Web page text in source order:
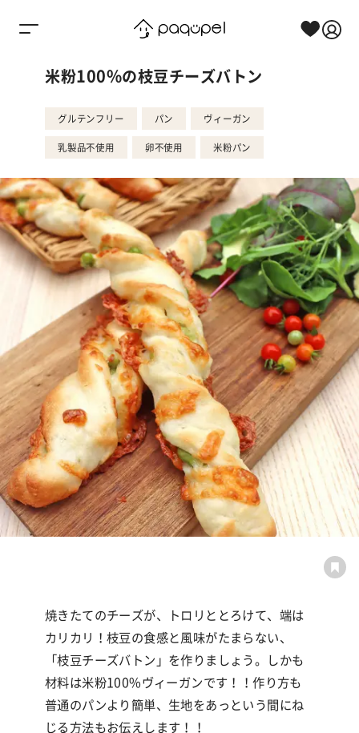
米粉100%の枝豆チーズバトン
グルテンフリー パン ヴィーガン
乳製品不使用 卵不使用 米粉パン
焼きたてのチーズが、トロリととろけて、端は
カリカリ！枝豆の食感と風味がたまらない、
「枝豆チーズバトン」を作りましょう。しかも
材料は米粉100%ヴィーガンです！！作り方も
普通のパンより簡単、生地をあっという間にね
じる方法もお伝えします！！